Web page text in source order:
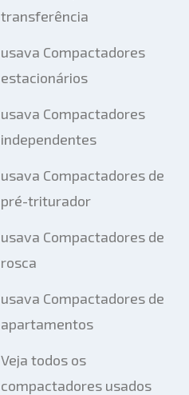
transferência
usava Compactadores
estacionários
usava Compactadores
independentes
usava Compactadores de
pré-triturador
usava Compactadores de
rosca
usava Compactadores de
apartamentos
Veja todos os
compactadores usados